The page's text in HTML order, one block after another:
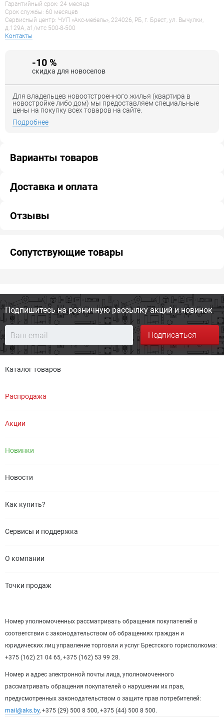
Гарантийный срок: 24 месяца
Срок службы: 60 месяцев
Сервисный центр: ЧУП «Акс-мебель», 224026, РБ, г. Брест, ул. Вычулки,
д.129А, a1/мтс 500-8-500
Контакты
-10 %
скидка для новоселов
Для владельцев новоотстроенного жилья (квартира в
новостройке либо дом) мы предоставляем специальные
цены на покупку всех товаров на сайте.
Подробнее
Варианты товаров
Доставка и оплата
Отзывы
Сопутствующие товары
Подпишитесь на розничную рассылку акций и новинок
Подписаться
Каталог товаров
Распродажа
Акции
Новинки
Новости
Как купить?
Сервисы и поддержка
О компании
Точки продаж
Номер уполномоченных рассматривать обращения покупателей в
соответствии с законодательством об обращениях граждан и
юридических лиц управление торговли и услуг Брестского горисполкома:
+375 (162) 21 04 65, +375 (162) 53 99 28.
Номер и адрес электронной почты лица, уполномоченного
рассматривать обращения покупателей о нарушении их прав,
предусмотренных законодательством о защите прав потребителей:
mail@aks.by, +375 (29) 500 8 500, +375 (44) 500 8 500.